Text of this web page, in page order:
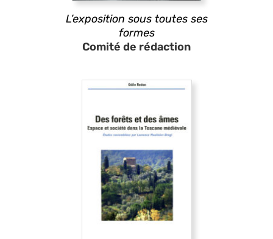
L’exposition sous toutes ses
formes
Comité de rédaction